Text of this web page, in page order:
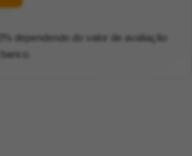
dependendo do valor de avaliação